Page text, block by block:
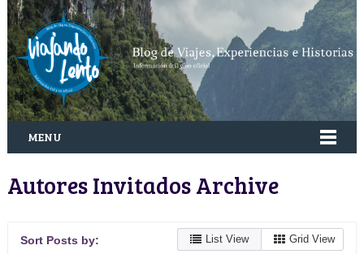
MENU
Autores Invitados Archive
Sort Posts by: List View Grid View